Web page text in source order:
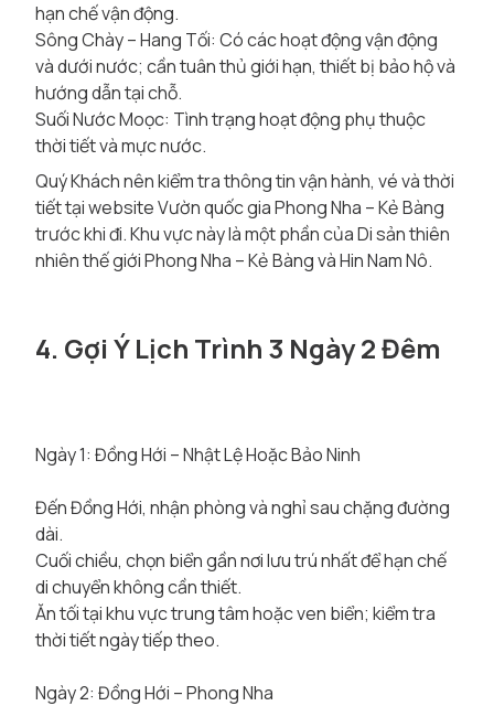
hạn chế vận động.
Sông Chày – Hang Tối: Có các hoạt động vận động
và dưới nước; cần tuân thủ giới hạn, thiết bị bảo hộ và
hướng dẫn tại chỗ.
Suối Nước Moọc: Tình trạng hoạt động phụ thuộc
thời tiết và mực nước.
Quý Khách nên kiểm tra thông tin vận hành, vé và thời
tiết tạiwebsite Vườn quốc gia Phong Nha – Kẻ Bàng
trước khi đi. Khu vực này là một phần củaDi sản thiên
nhiên thế giới Phong Nha – Kẻ Bàng và Hin Nam Nô.
4. Gợi Ý Lịch Trình 3 Ngày 2 Đêm
Ngày 1: Đồng Hới – Nhật Lệ Hoặc Bảo Ninh
Đến Đồng Hới, nhận phòng và nghỉ sau chặng đường
dài.
Cuối chiều, chọn biển gần nơi lưu trú nhất để hạn chế
di chuyển không cần thiết.
Ăn tối tại khu vực trung tâm hoặc ven biển; kiểm tra
thời tiết ngày tiếp theo.
Ngày 2: Đồng Hới – Phong Nha